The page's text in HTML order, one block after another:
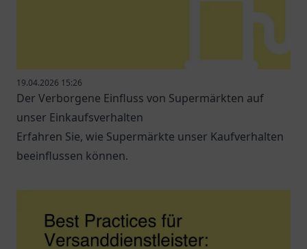
19.04.2026 15:26
Der Verborgene Einfluss von Supermärkten auf
unser Einkaufsverhalten
Erfahren Sie, wie Supermärkte unser Kaufverhalten
beeinflussen können.